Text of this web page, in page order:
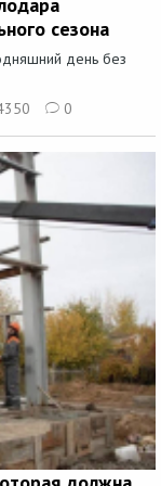
сезона
день без
0